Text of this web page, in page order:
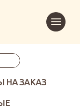
в
корзину
НА ЗАКАЗ